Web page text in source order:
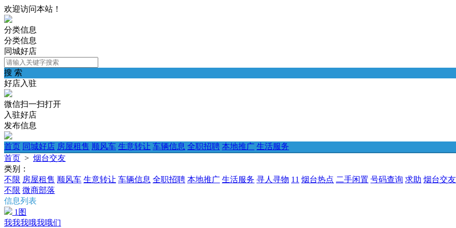
欢迎访问本站！
分类信息
分类信息
同城好店
搜 索
好店入驻
微信扫一扫打开
入驻好店
发布信息
首页 同城好店 房屋租售 顺风车 生意转让 车辆信息 全职招聘 本地推广 生活服务
首页 > 烟台交友
类别：
不限 房屋租售 顺风车 生意转让 车辆信息 全职招聘 本地推广 生活服务 寻人寻物 11 烟台热点 二手闲置 号码查询 求助 烟台交友
不限 微商部落
信息列表
1图
我我我哦我哦们